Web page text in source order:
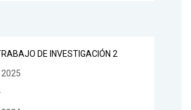
DE INVESTIGACIÓN 2